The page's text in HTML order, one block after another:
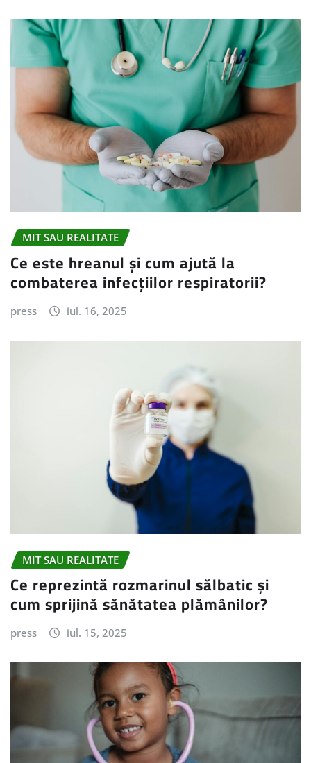
MIT SAU REALITATE
Ce este hreanul și cum ajută la
combaterea infecțiilor respiratorii?
press iul. 16, 2025
MIT SAU REALITATE
Ce reprezintă rozmarinul sălbatic și
cum sprijină sănătatea plămânilor?
press iul. 15, 2025